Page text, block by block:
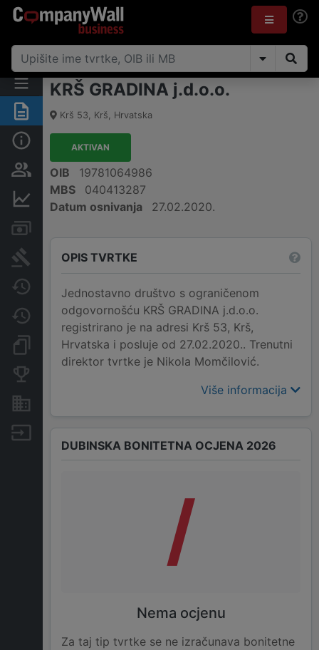
Sažetak
Osobe i vlasništvo
Sudske objave
Javne nabavke
Promjene
Dokumenti i objave
Izvoz
KRŠ GRADINA j.d.o.o.
Krš 53, Krš, Hrvatska
AKTIVAN
OIB
19781064986
MBS
040413287
Datum osnivanja
27.02.2020.
OPIS TVRTKE
Jednostavno društvo s ograničenom
odgovornošću KRŠ GRADINA j.d.o.o.
registrirano je na adresi Krš 53, Krš,
Hrvatska i posluje od 27.02.2020.. Trenutni
direktor tvrtke je Nikola Momčilović.
Više informacija
DUBINSKA BONITETNA OCJENA 2026
/
Nema ocjenu
Za taj tip tvrtke se ne izračunava bonitetne